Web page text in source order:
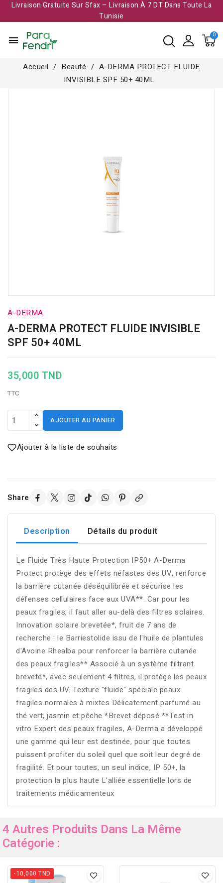
Livraison Gratuite Sur Sfax – Livraison À 7 DT Dans Toute La
Tunisie​
menu
Accueil Beauté
A-DERMA PROTECT FLUIDE
INVISIBLE SPF 50+ 40ML
A-DERMA
A-DERMA PROTECT FLUIDE INVISIBLE
SPF 50+ 40ML
35,000 TND
TTC
AJOUTER AU PANIER
Ajouter à la liste de souhaits
Share
Description Détails du produit
Le Fluide Très Haute Protection IP50+ A-Derma
Protect protège des effets néfastes des UV, renforce
la barrière cutanée déséquilibrée et sécurise les
défenses cellulaires face aux UVA**. Car pour les
peaux fragiles, il faut aller au-delà des filtres solaires.
Innovation solaire brevetée*, fruit de 7 ans de
recherche : le Barriestolide issu de l'huile de plantules
d'Avoine Rhealba pour renforcer la barrière cutanée
des peaux fragiles** Associé à un système filtrant
breveté*, avec seulement 4 filtres, il protège les peaux
fragiles des UV. Texture "fluide" spéciale peaux
fragiles normales à mixtes Délicatement parfumé au
thé vert, jasmin et pêche *Brevet déposé **Test in
vitro Expert des peaux fragiles, A-Derma a développé
une gamme qui leur est destinée, pour que toutes
puissent profiter du soleil quel que soit leur degré de
fragilité. Et pour toutes, un seul indice, IP 50+, la
protection la plus haute L’alliée essentielle lors de
traitements médicamenteux
4 Autres Produits Dans La Même
Catégorie :
-10,000 TND